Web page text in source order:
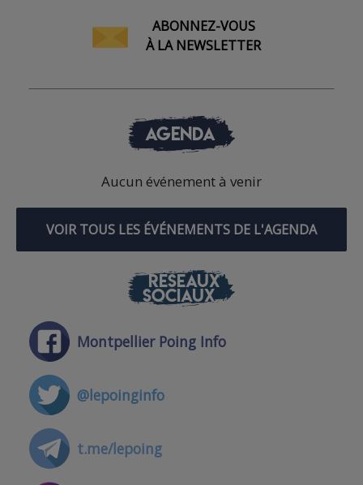
ABONNEZ-VOUS
À LA NEWSLETTER
AGENDA
Aucun événement à venir
VOIR TOUS LES ÉVÉNEMENTS DE L'AGENDA
RÉSEAUX
SOCIAUX
Montpellier Poing Info
@lepoinginfo
t.me/lepoing